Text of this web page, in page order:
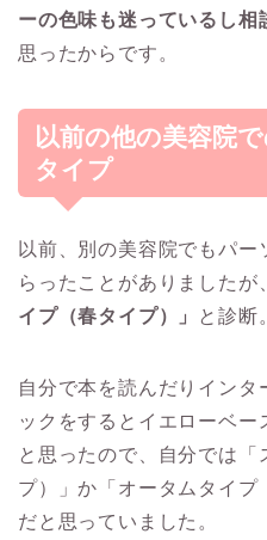
ーの色味も迷っているし相
思ったからです。
以前の他の美容院
タイプ
以前、別の美容院でもパー
らったことがありましたが
イプ（春タイプ）」
と診断。
自分で本を読んだりインタ
ックをするとイエローベー
と思ったので、自分では「
プ）」か「オータムタイプ
だと思っていました。